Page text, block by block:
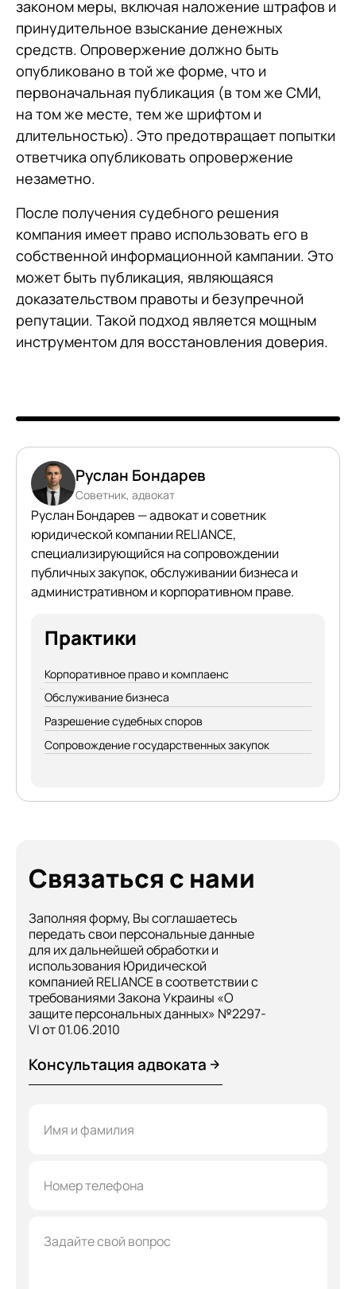
законом меры, включая наложение штрафов и
принудительное взыскание денежных
средств. Опровержение должно быть
опубликовано в той же форме, что и
первоначальная публикация (в том же СМИ,
на том же месте, тем же шрифтом и
длительностью). Это предотвращает попытки
ответчика опубликовать опровержение
незаметно.
После получения судебного решения
компания имеет право использовать его в
собственной информационной кампании. Это
может быть публикация, являющаяся
доказательством правоты и безупречной
репутации. Такой подход является мощным
инструментом для восстановления доверия.
Руслан Бондарев
Советник, адвокат
Руслан Бондарев — адвокат и советник
юридической компании RELIANCE,
специализирующийся на сопровождении
публичных закупок, обслуживании бизнеса и
административном и корпоративном праве.
Практики
Корпоративное право и комплаенс
Обслуживание бизнеса
Разрешение судебных споров
Сопровождение государственных закупок
Связаться с нами
Заполняя форму, Вы соглашаетесь
передать свои персональные данные
для их дальнейшей обработки и
использования Юридической
компанией RELIANCE в соответствии с
требованиями Закона Украины «О
защите персональных данных» №2297-
VI от 01.06.2010
Консультация адвоката